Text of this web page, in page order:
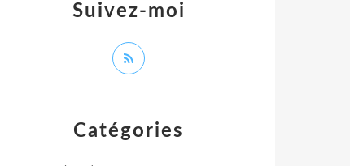
Catégories
Suivez-moi